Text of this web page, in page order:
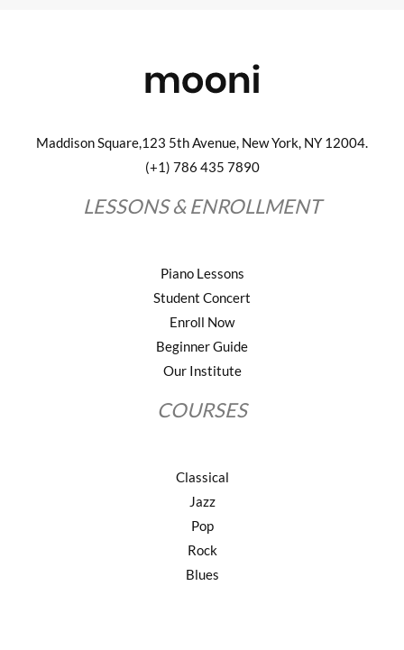
Maddison Square,123 5th Avenue, New York, NY 12004.
(+1) 786 435 7890
LESSONS & ENROLLMENT
Piano Lessons
Student Concert
Enroll Now
Beginner Guide
Our Institute
COURSES
Classical
Jazz
Pop
Rock
Blues